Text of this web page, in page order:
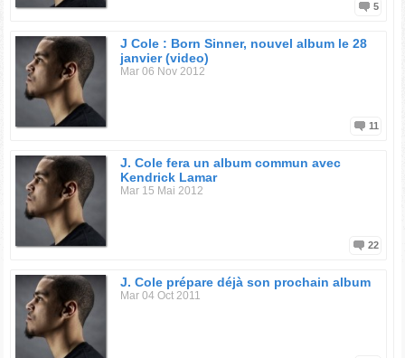
5
J Cole : Born Sinner, nouvel album le 28
janvier (video)
Mar 06 Nov 2012
11
J. Cole fera un album commun avec
Kendrick Lamar
Mar 15 Mai 2012
22
J. Cole prépare déjà son prochain album
Mar 04 Oct 2011